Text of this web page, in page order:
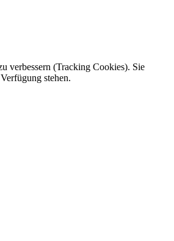
verbessern (Tracking Cookies). Sie
stehen.